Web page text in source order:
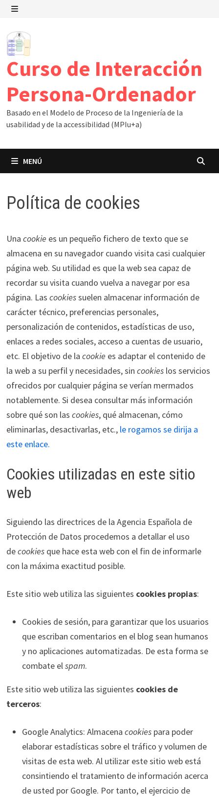
Saltar
contenido
Curso de Interacción
Persona-Ordenador
Basado en el Modelo de Proceso de la Ingeniería de la
usabilidad y de la accessibilidad (MPIu+a)
MENÚ
Política de cookies
Una cookie es un pequeño fichero de texto que se
almacena en su navegador cuando visita casi cualquier
página web. Su utilidad es que la web sea capaz de
recordar su visita cuando vuelva a navegar por esa
página. Las cookiessuelen almacenar información de
carácter técnico, preferencias personales,
personalización de contenidos, estadísticas de uso,
enlaces a redes sociales, acceso a cuentas de usuario,
etc. El objetivo de la cookie es adaptar el contenido de
la web a su perfil y necesidades, sin cookieslos servicios
ofrecidos por cualquier página se verían mermados
notablemente. Si desea consultar más información
sobre qué son las cookies, qué almacenan, cómo
eliminarlas, desactivarlas, etc., le rogamos se dirija a
este enlace.
Cookies utilizadas en este sitio
web
Siguiendo las directrices de la Agencia Española de
Protección de Datos procedemos a detallar el uso
decookiesque hace esta web con el fin de informarle
con la máxima exactitud posible.
Este sitio web utiliza las siguientes cookies propias:
Cookies de sesión, para garantizar que los usuarios
que escriban comentarios en el blog sean humanos
y no aplicaciones automatizadas. De esta forma se
combate elspam.
Este sitio web utiliza las siguientes cookies de
terceros:
Google Analytics: Almacena cookiespara poder
elaborar estadísticas sobre el tráfico y volumen de
visitas de esta web. Al utilizar este sitio web está
consintiendo el tratamiento de información acerca
de usted por Google. Por tanto, el ejercicio de